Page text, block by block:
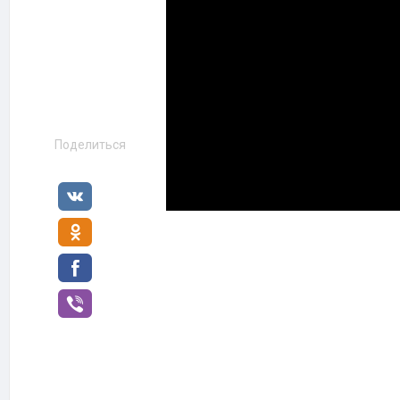
Поделиться